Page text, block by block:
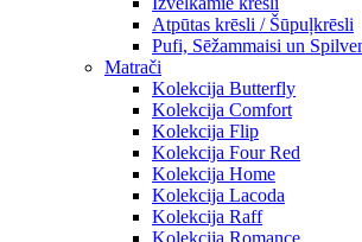
Atpūtas krēsli / Šūpuļkrēsli
Pufi, Sēžammaisi un
Matrači
Kolekcija Butterfly
Kolekcija Comfort
Kolekcija Flip
Kolekcija Four Red
Kolekcija Home
Kolekcija Lacoda
Kolekcija Raff
Kolekcija Romance